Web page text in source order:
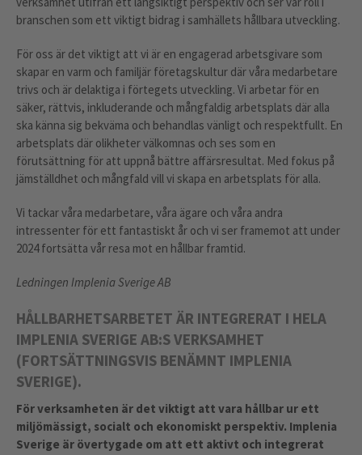
branschen som ett viktigt bidrag i samhällets hållbara utveckling.
För oss är det viktigt att vi är en engagerad arbetsgivare som
skapar en varm och familjär företagskultur där våra medarbetare
trivs och är delaktiga i förtegets utveckling. Vi arbetar för en
säker, rättvis, inkluderande och mångfaldig arbetsplats där alla
ska känna sig bekväma och behandlas vänligt och respektfullt. En
arbetsplats där olikheter välkomnas och ses som en
förutsättning för att uppnå bättre affärsresultat. Med fokus på
jämställdhet och mångfald vill vi skapa en arbetsplats för alla.
Vi tackar våra medarbetare, våra ägare och våra andra
intressenter för ett fantastiskt år och vi ser framemot att under
2024 fortsätta vår resa mot en hållbar framtid.
Ledningen Implenia Sverige AB
HÅLLBARHETSARBETET ÄR INTEGRERAT I HELA
IMPLENIA SVERIGE AB:S VERKSAMHET
(FORTSÄTTNINGSVIS BENÄMNT IMPLENIA
SVERIGE).
För verksamheten är det viktigt att vara hållbar ur ett
miljömässigt, socialt och ekonomiskt perspektiv. Implenia
Sverige är övertygade om att ett aktivt och integrerat